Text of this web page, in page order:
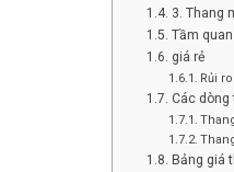
3. Thang
Tầm
giá rẻ
Rủi
Các dòng
Bảng giá